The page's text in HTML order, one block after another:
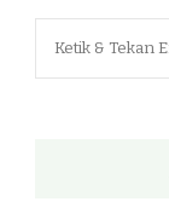
Mencari